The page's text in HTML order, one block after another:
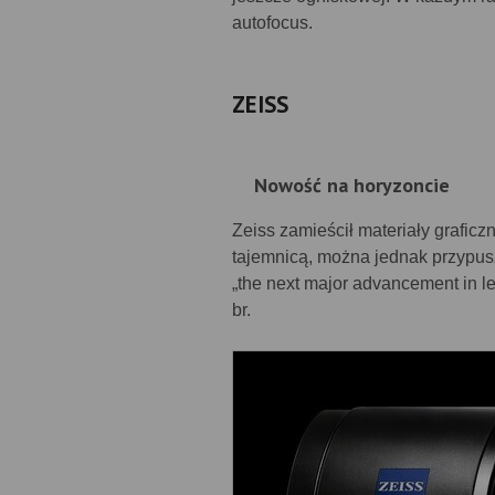
autofocus.
ZEISS
Nowość na horyzoncie
Zeiss zamieścił materiały
tajemnicą, można jednak
„the next major advancement in
br.